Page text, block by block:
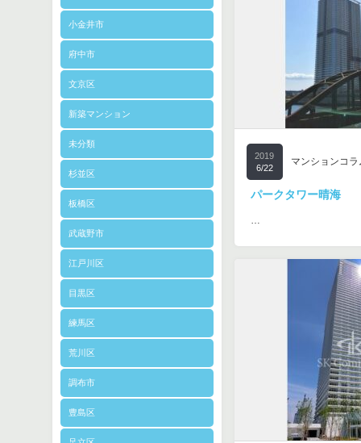
小金井市
府中市
文京区
新築マンション
未分類
杉並区
板橋区
武蔵野市
江戸川区
目黒区
練馬区
荒川区
調布市
豊島区
2019
6/22
マンションコラ
パークタワー晴海
…